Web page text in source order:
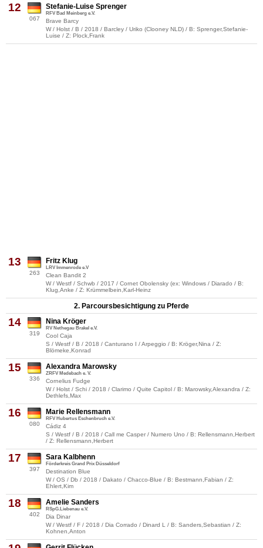
12
067
Stefanie-Luise Sprenger
RFV Bad Meinberg e.V.
Brave Barcy
W / Holst / B / 2018 / Barcley / Uriko (Clooney NLD) / B: Sprenger,Stefanie-
Luise / Z: Plock,Frank
13
263
Fritz Klug
LRV Immenrode e.V
Clean Bandit 2
W / Westf / Schwb / 2017 / Cornet Obolensky (ex: Windows / Diarado / B:
Klug,Anke / Z: Krümmelbein,Karl-Heinz
2. Parcoursbesichtigung zu Pferde
14
319
Nina Kröger
RV Nethegau Brakel e.V.
Cool Caja
S / Westf / B / 2018 / Canturano I / Arpeggio / B: Kröger,Nina / Z:
Blömeke,Konrad
15
336
Alexandra Marowsky
ZRFV Medebach e. V.
Cornelius Fudge
W / Holst / Schi / 2018 / Clarimo / Quite Capitol / B: Marowsky,Alexandra / Z:
Dethlefs,Max
16
080
Marie Rellensmann
RFV Hubertus Eschenbruch e.V.
Cádiz 4
S / Westf / B / 2018 / Call me Casper / Numero Uno / B: Rellensmann,Herbert
/ Z: Rellensmann,Herbert
17
397
Sara Kalbhenn
Förderkreis Grand Prix Düsseldorf
Destination Blue
W / OS / Db / 2018 / Dakato / Chacco-Blue / B: Bestmann,Fabian / Z:
Ehlert,Kim
18
402
Amelie Sanders
RSpG.Liebenau e.V.
Dia Dinar
W / Westf / F / 2018 / Dia Corrado / Dinard L / B: Sanders,Sebastian / Z:
Kohnen,Anton